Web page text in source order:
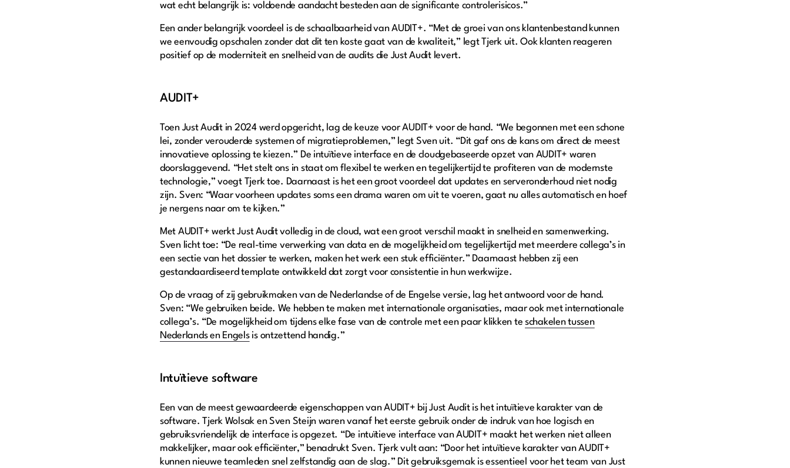
wat echt belangrijk is: voldoende aandacht besteden aan de significante controlerisicos.”
Een ander belangrijk voordeel is de schaalbaarheid van AUDIT+. “Met de groei van ons klantenbestand kunnen
we eenvoudig opschalen zonder dat dit ten koste gaat van de kwaliteit,” legt Tjerk uit. Ook klanten reageren
positief op de moderniteit en snelheid van de audits die Just Audit levert.
AUDIT+
Toen Just Audit in 2024 werd opgericht, lag de keuze voor AUDIT+ voor de hand. “We begonnen met een schone
lei, zonder verouderde systemen of migratieproblemen,” legt Sven uit. “Dit gaf ons de kans om direct de meest
innovatieve oplossing te kiezen.” De intuïtieve interface en de cloudgebaseerde opzet van AUDIT+ waren
doorslaggevend. “Het stelt ons in staat om flexibel te werken en tegelijkertijd te profiteren van de modernste
technologie,” voegt Tjerk toe. Daarnaast is het een groot voordeel dat updates en serveronderhoud niet nodig
zijn. Sven: “Waar voorheen updates soms een drama waren om uit te voeren, gaat nu alles automatisch en hoef
je nergens naar om te kijken.”
Met AUDIT+ werkt Just Audit volledig in de cloud, wat een groot verschil maakt in snelheid en samenwerking.
Sven licht toe: “De real-time verwerking van data en de mogelijkheid om tegelijkertijd met meerdere collega’s in
een sectie van het dossier te werken, maken het werk een stuk efficiënter.” Daarnaast hebben zij een
gestandaardiseerd template ontwikkeld dat zorgt voor consistentie in hun werkwijze.
Op de vraag of zij gebruikmaken van de Nederlandse of de Engelse versie, lag het antwoord voor de hand.
Sven: “We gebruiken beide. We hebben te maken met internationale organisaties, maar ook met internationale
collega’s. “De mogelijkheid om tijdens elke fase van de controle met een paar klikken te schakelen tussen
Nederlands en Engelsis ontzettend handig.”
Intuïtieve software
Een van de meest gewaardeerde eigenschappen van AUDIT+ bij Just Audit is het intuïtieve karakter van de
software. Tjerk Wolsak en Sven Steijn waren vanaf het eerste gebruik onder de indruk van hoe logisch en
gebruiksvriendelijk de interface is opgezet. “De intuïtieve interface van AUDIT+ maakt het werken niet alleen
makkelijker, maar ook efficiënter,” benadrukt Sven. Tjerk vult aan: “Door het intuïtieve karakter van AUDIT+
kunnen nieuwe teamleden snel zelfstandig aan de slag.” Dit gebruiksgemak is essentieel voor het team van Just